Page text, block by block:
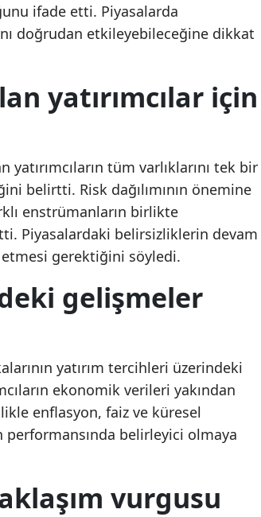
ifade etti. Piyasalarda
doğrudan etkileyebileceğine dikkat
yatırımcılar için
tüm varlıklarını tek bir
belirtti. Risk dağılımının önemine
enstrümanların birlikte
Piyasalardaki belirsizliklerin devam
etmesi gerektiğini söyledi.
gelişmeler
yatırım tercihleri üzerindeki
ekonomik verileri yakından
enflasyon, faiz ve küresel
performansında belirleyici olmaya
vurgusu
AK Parti
Terörsüz
Erdoğan’dan AK
Teşkilatına Terörsüz